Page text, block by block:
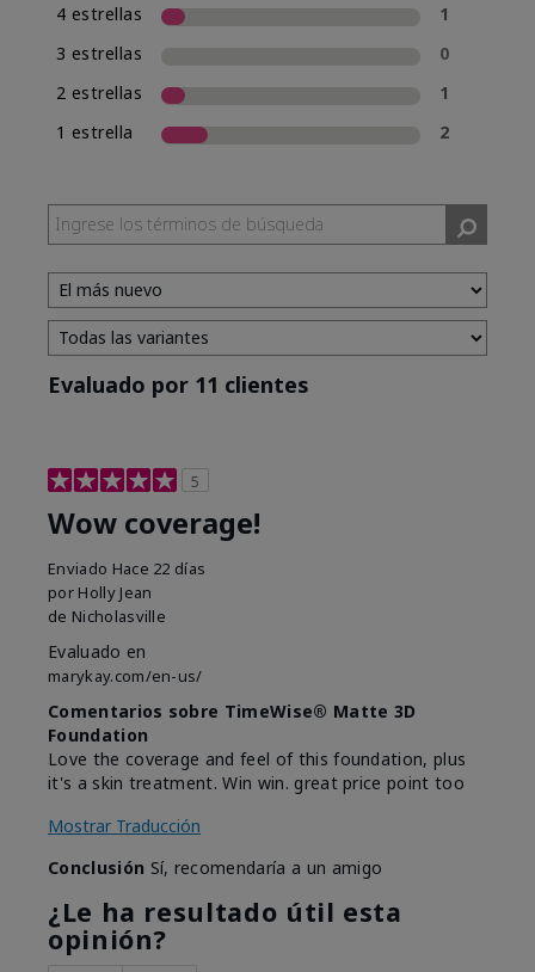
4 estrellas
1
3 estrellas
0
2 estrellas
1
1 estrella
2
Evaluado por 11 clientes
5
Wow coverage!
Enviado Hace 22 días
por Holly Jean
de Nicholasville
Evaluado en
marykay.com/en-us/
Comentarios sobre TimeWise® Matte 3D
Foundation
Love the coverage and feel of this foundation, plus
it's a skin treatment. Win win. great price point too
Mostrar Traducción
Conclusión Sí, recomendaría a un amigo
¿Le ha resultado útil esta
opinión?